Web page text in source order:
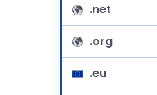
.net
.org
.eu